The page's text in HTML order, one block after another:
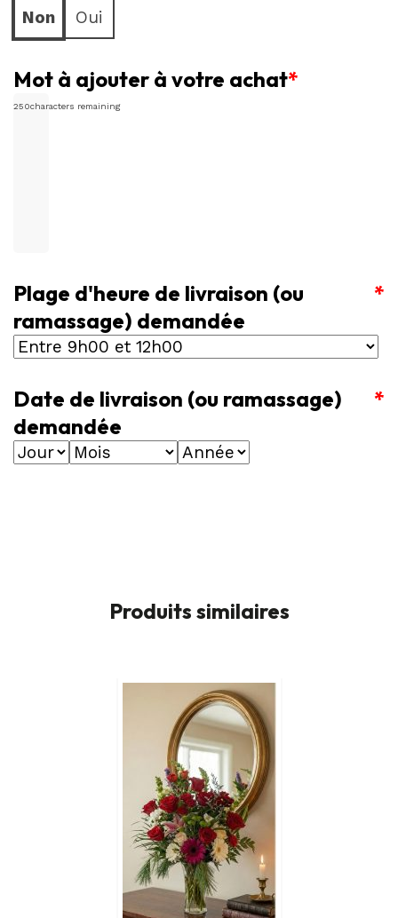
Non Oui
*
Mot à ajouter à votre achat
250characters remaining
*
Plage d'heure de livraison (ou
ramassage) demandée
*
Date de livraison (ou ramassage)
demandée
Produits similaires